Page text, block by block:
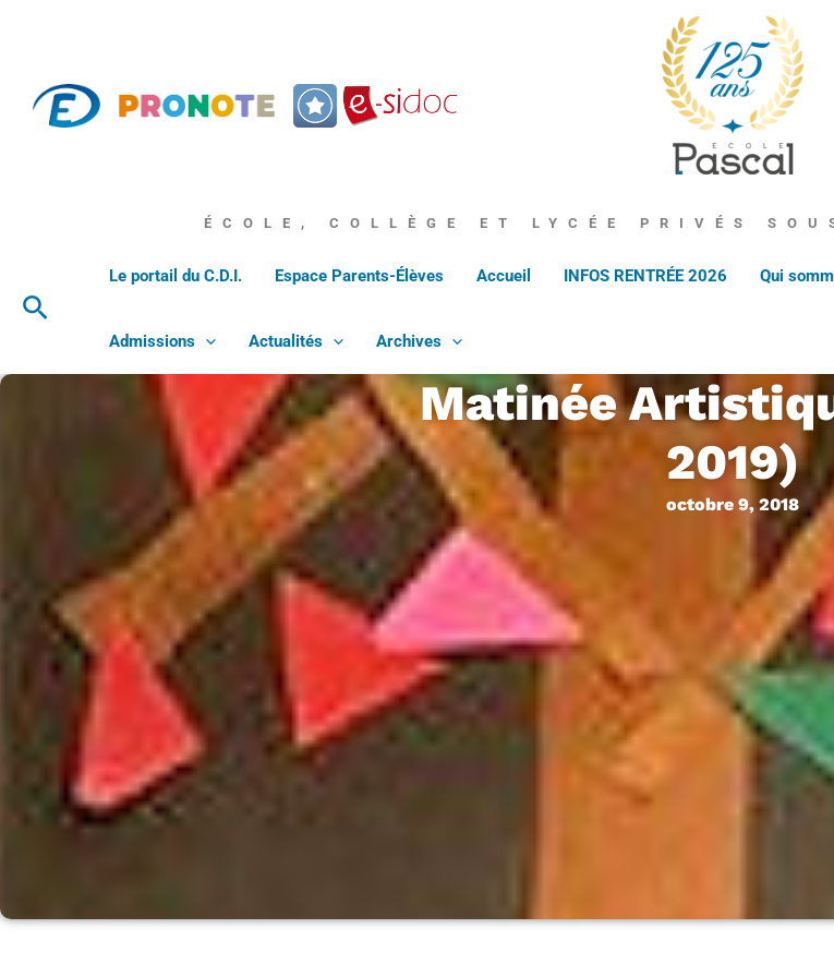
ÉCOLE, COLLÈGE ET LYCÉE PRIVÉS
Rechercher
Le portail du C.D.I. Espace Parents-Élèves Accueil INFOS RENTRÉE 2026 Qui
Admissions Actualités Archives
Matinée
2019)
octobre 9, 2018